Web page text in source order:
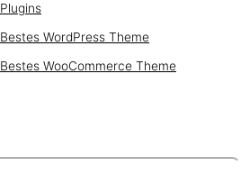
Plugins
Bestes WordPress Theme
Bestes WooCommerce Theme